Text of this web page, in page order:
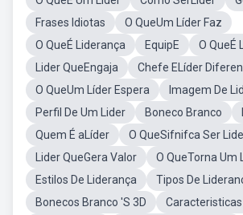
Frases Idiotas
O QueUm Líder Faz
O QueÉ Liderança
EquipE
O QueÉ
Lider QueEngaja
Chefe ELíder
O QueUm Líder Espera
Imagem De
Perfil De Um Lider
Boneco Branco
Quem É aLíder
O QueSifnifca Ser
Lider QueGera Valor
O QueTorna Um
Estilos De Liderança
Tipos De
Bonecos Branco 'S 3D